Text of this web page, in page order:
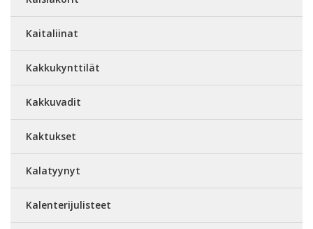
Kaitaliinat
Kakkukynttilät
Kakkuvadit
Kaktukset
Kalatyynyt
Kalenterijulisteet